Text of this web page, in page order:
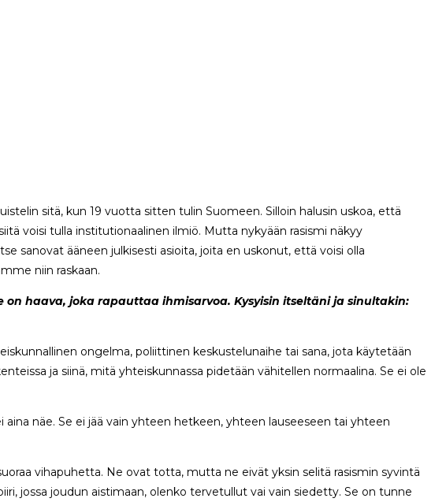
sitä, kun 19 vuotta sitten tulin Suomeen. Silloin halusin uskoa, että
voisi tulla institutionaalinen ilmiö. Mutta nykyään rasismi näkyy
sanovat ääneen julkisesti asioita, joita en uskonut, että voisi olla
niin raskaan.
haava, joka rapauttaa ihmisarvoa. Kysyisin itseltäni ja sinultakin:
ongelma, poliittinen keskustelunaihe tai sana, jota käytetään
ja siinä, mitä yhteiskunnassa pidetään vähitellen normaalina. Se ei ole
näe. Se ei jää vain yhteen hetkeen, yhteen lauseeseen tai yhteen
vihapuhetta. Ne ovat totta, mutta ne eivät yksin selitä rasismin syvintä
jossa joudun aistimaan, olenko tervetullut vai vain siedetty. Se on tunne